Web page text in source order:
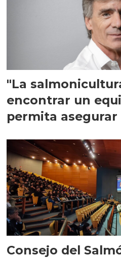
"La
encontrar un
permita asegurar
Consejo del